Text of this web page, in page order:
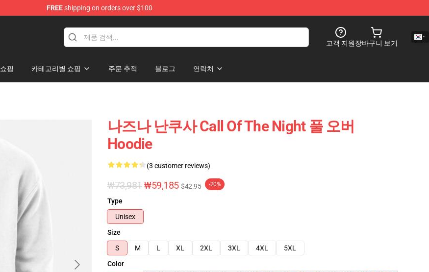
FREEshipping on orders over $100
고객 지원장바구니 보기
쇼핑 카테고리별 쇼핑 주문 추적 블로그 연락처
나즈나 난쿠사 Call Of The Night 풀 오버
Hoodie
(3 customer reviews)
₩73,981 ₩59,185 $42.95 -20%
Type
Unisex
Size
S
M L XL 2XL 3XL 4XL
5XL
Color